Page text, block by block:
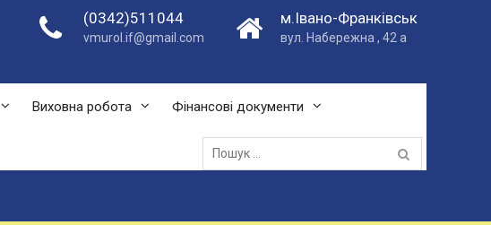
(0342)511044
vmurol.if@gmail.com
м.Івано-Франківськ
вул. Набережна , 42 а
Виховна робота Фінансові документи
Пошук
для: